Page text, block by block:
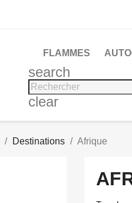
FLAMMES
search
clear
Destinations Afrique